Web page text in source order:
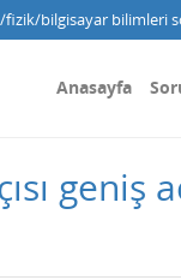
bilgisayar bilimleri
Anasayfa
geniş